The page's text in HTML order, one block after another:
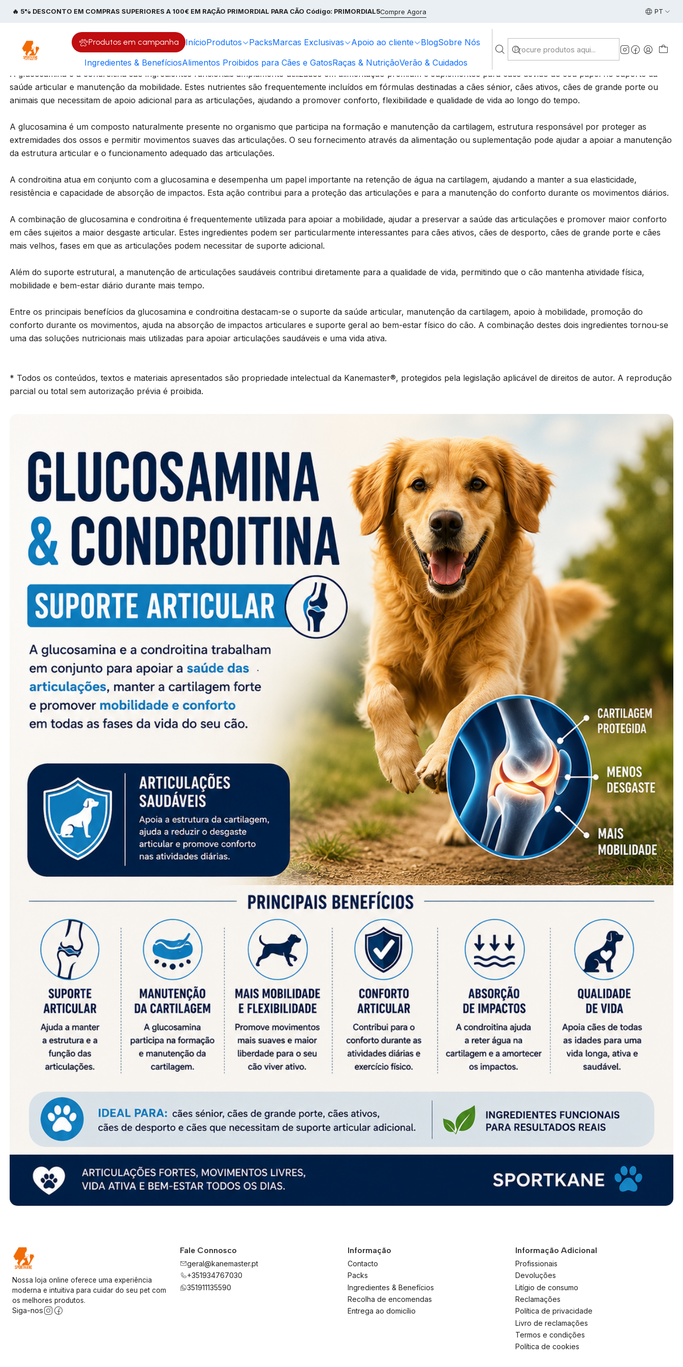
Produtos em campanha InícioProdutos PacksMarcas Exclusivas Apoio ao cliente BlogSobre Nós
Ingredientes & BenefíciosAlimentos Proibidos para Cães e GatosRaças & NutriçãoVerão & Cuidados
🔥 5% DESCONTO EM COMPRAS SUPERIORES A 100€ EM RAÇÃO PRIMORDIAL PARA CÃO Código: PRIMORDIAL5Compre Agora Envio gratuito em compras acima de 49€ |PT
Início Ingredientes & Benefícios Glucosamina & Condroitina – Suporte Articular
Glucosamina & Condroitina – Suporte Articular
A glucosamina e a condroitina são ingredientes funcionais amplamente utilizados em alimentação premium e suplementos para cães devido ao seu papel no suporte da
saúde articular e manutenção da mobilidade. Estes nutrientes são frequentemente incluídos em fórmulas destinadas a cães sénior, cães ativos, cães de grande porte ou
animais que necessitam de apoio adicional para as articulações, ajudando a promover conforto, flexibilidade e qualidade de vida ao longo do tempo.
A glucosamina é um composto naturalmente presente no organismo que participa na formação e manutenção da cartilagem, estrutura responsável por proteger as
extremidades dos ossos e permitir movimentos suaves das articulações. O seu fornecimento através da alimentação ou suplementação pode ajudar a apoiar a manutenção
da estrutura articular e o funcionamento adequado das articulações.
A condroitina atua em conjunto com a glucosamina e desempenha um papel importante na retenção de água na cartilagem, ajudando a manter a sua elasticidade,
resistência e capacidade de absorção de impactos. Esta ação contribui para a proteção das articulações e para a manutenção do conforto durante os movimentos diários.
A combinação de glucosamina e condroitina é frequentemente utilizada para apoiar a mobilidade, ajudar a preservar a saúde das articulações e promover maior conforto
em cães sujeitos a maior desgaste articular. Estes ingredientes podem ser particularmente interessantes para cães ativos, cães de desporto, cães de grande porte e cães
mais velhos, fases em que as articulações podem necessitar de suporte adicional.
Além do suporte estrutural, a manutenção de articulações saudáveis contribui diretamente para a qualidade de vida, permitindo que o cão mantenha atividade física,
mobilidade e bem-estar diário durante mais tempo.
Entre os principais benefícios da glucosamina e condroitina destacam-se o suporte da saúde articular, manutenção da cartilagem, apoio à mobilidade, promoção do
conforto durante os movimentos, ajuda na absorção de impactos articulares e suporte geral ao bem-estar físico do cão. A combinação destes dois ingredientes tornou-se
uma das soluções nutricionais mais utilizadas para apoiar articulações saudáveis e uma vida ativa.
* Todos os conteúdos, textos e materiais apresentados são propriedade intelectual da Kanemaster®, protegidos pela legislação aplicável de direitos de autor. A reprodução
parcial ou total sem autorização prévia é proibida.
Nossa loja online oferece uma experiência
moderna e intuitiva para cuidar do seu pet com
os melhores produtos.
Siga-nos
Fale Connosco
geral@kanemaster.pt
+351934767030
351911135590
Informação
Contacto
Packs
Ingredientes & Benefícios
Recolha de encomendas
Entrega ao domicílio
Informação Adicional
Profissionais
Devoluções
Litígio de consumo
Reclamações
Política de privacidade
Livro de reclamações
Termos e condições
Política de cookies